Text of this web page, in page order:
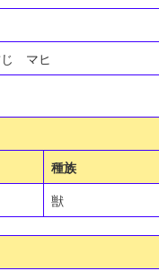
マヒ
種族
獣